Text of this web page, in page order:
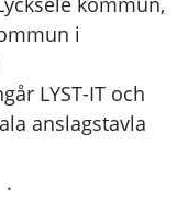
i
LYST-IT och
anslagstavla
.